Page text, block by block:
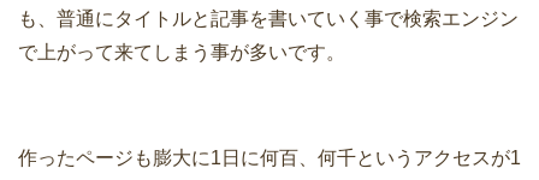
も、普通にタイトルと記事を書いていく事で検索エンジン
で上がって来てしまう事が多いです。
作ったページも膨大に1日に何百、何千というアクセスが1